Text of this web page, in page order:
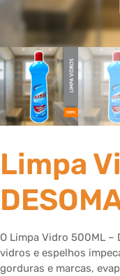
Limpa
O Limpa Vidro 500ML –
vidros e espelhos
gorduras e marcas,